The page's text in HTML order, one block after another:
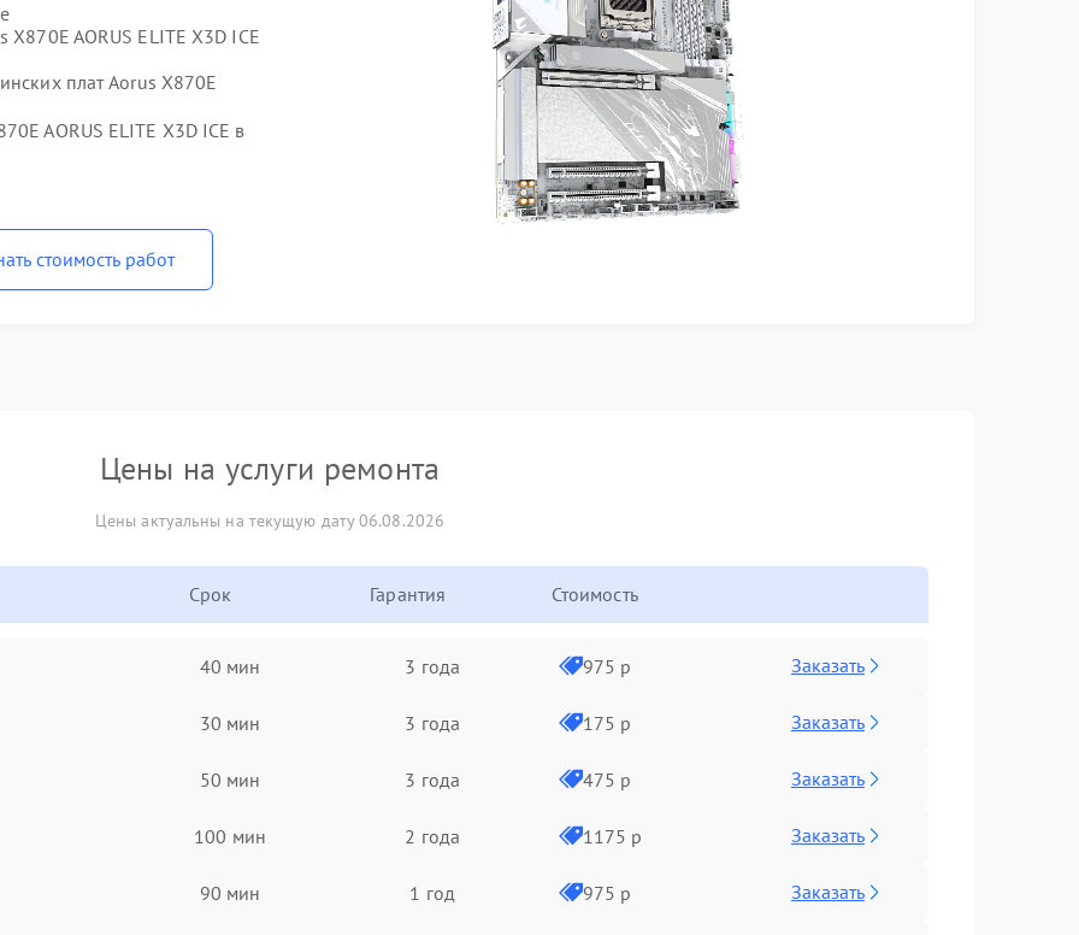
AORUS ELITE X3D ICE
плат Aorus X870E
AORUS ELITE X3D ICE в
стоимость работ
Цены на услуги ремонта
Цены актуальны на текущую дату 06.08.2026
Срок Гарантия Стоимость
40 мин 3 года 975 р Заказать
30 мин 3 года 175 р Заказать
50 мин 3 года 475 р Заказать
100 мин 2 года 1175 р Заказать
90 мин 1 год 975 р Заказать